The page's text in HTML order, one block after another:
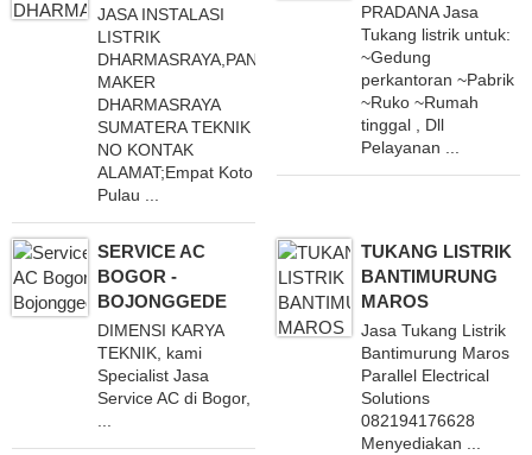
JASA INSTALASI
LISTRIK
DHARMASRAYA,PANEL
MAKER
DHARMASRAYA
SUMATERA TEKNIK
NO KONTAK
ALAMAT;Empat Koto
Pulau ...
PRADANA Jasa
Tukang listrik untuk:
~Gedung
perkantoran ~Pabrik
~Ruko ~Rumah
tinggal , Dll
Pelayanan ...
SERVICE AC
BOGOR -
BOJONGGEDE
DIMENSI KARYA
TEKNIK, kami
Specialist Jasa
Service AC di Bogor,
TUKANG LISTRIK
BANTIMURUNG
MAROS
Jasa Tukang Listrik
Bantimurung Maros
Parallel Electrical
Solutions
082194176628
Menyediakan ...